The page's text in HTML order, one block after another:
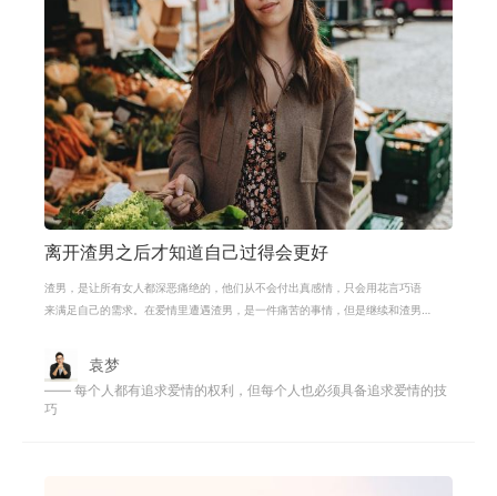
离开渣男之后才知道自己过得会更好
渣男，是让所有女人都深恶痛绝的，他们从不会付出真感情，只会用花言巧语
来满足自己的需求。在爱情里遭遇渣男，是一件痛苦的事情，但是继续和渣男
袁梦
—— 每个人都有追求爱情的权利，但每个人也必须具备追求爱情的技
巧